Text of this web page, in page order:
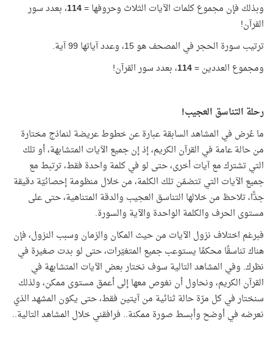
وبذلك فإن مجموع كلمات الآيات الثلاث وحروفها =114، بعدد سور
القرآن!
ترتيب سورة الحجر في المصحف هو 15، وعدد آياتها 99 آية.
ومجموع العددين =114، بعدد سور القرآن!
رحلة التناسق العجيب!
ما عُرض في المشاهد السابقة عبارة عن خطوط عريضة لنماذج مختارة
من حالة عامة في القرآن الكريم، إذ إن جميع الآيات المتشابهة، أو تلك
التي تشترك مع آيات أخرى، حتى لو في كلمة واحدة فقط، ترتبط مع
جميع الآيات التي تتضمّن تلك الكلمة، من خلال منظومة إحصائيّة دقيقة
جدًّا، تلاحظ من خلالها التناسق العجيب والدقة المتناهية، حتى على
مستوى الحرف والكلمة الواحدة والآية والسورة.
فبرغم اختلاف نزول الآيات من حيث المكان والزمان وسبب النزول، فإن
هناك تناسقًا محكمًا يستوعب جميع المتغيّرات، حتى لو بدت صغيرة في
نظرك. وفي المشاهد التالية سوف نختار بعض الآيات المتشابهة في
القرآن الكريم، ونحاول أن نغوص معها إلى أعمق مستوى ممكن، ولذلك
سنختار في كل مرّة حالة ثنائية من آيتين فقط، حتى يكون المشهد الذي
نعرضه في أوضح وأبسط صورة ممكنة.. فرافقني خلال المشاهد التالية..